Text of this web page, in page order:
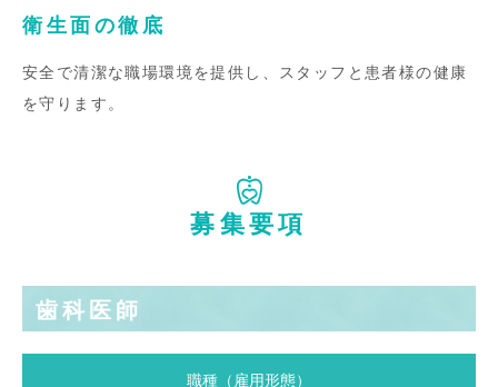
衛生面の徹底
安全で清潔な職場環境を提供し、スタッフと患者様の健康
を守ります。
募集要項
歯科医師
職種（雇用形態）